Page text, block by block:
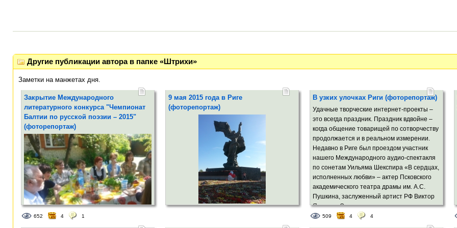
Другие публикации автора в папке «Штрихи»
Заметки на манжетах дня.
Закрытие Международного
литературного конкурса "Чемпионат
Балтии по русской поэзии – 2015"
(фоторепортаж)
652 4 1
9 мая 2015 года в Риге
(фоторепортаж)
С Днём Победы!
В узких улочках Риги (фоторепортаж)
Удачные творческие интернет-проекты –
это всегда праздник. Праздник вдвойне –
когда общение товарищей по сотворчеству
продолжается и в реальном измерении.
Недавно в Риге был проездом участник
нашего Международного аудио-спектакля
по сонетам Уильяма Шекспира «В сердцах,
исполненных любви» – актер Псковского
академического театра драмы им. А.С.
Пушкина, заслуженный артист РФ Виктор
Яковлев. Он путешествовал со своими
добрыми друзьями. Это – доктор
культурологии Елена Волкова (Москва) и
509 4 4